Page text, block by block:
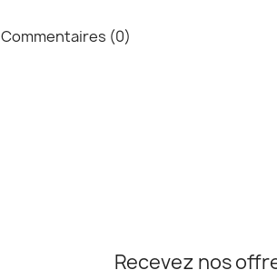
Commentaires (0)
Recevez nos